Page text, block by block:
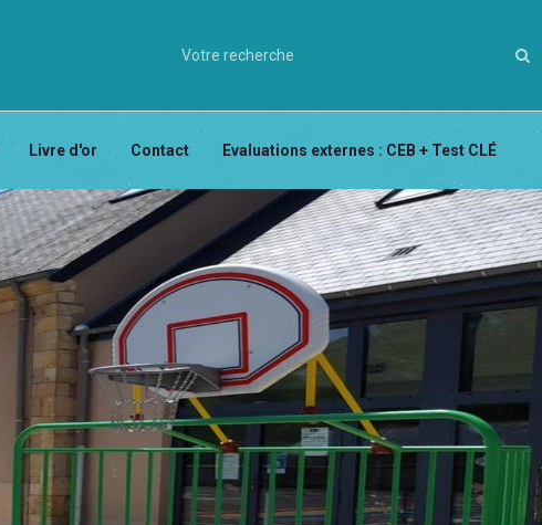
Livre d'or Contact Evaluations externes : CEB + Test CLÉ